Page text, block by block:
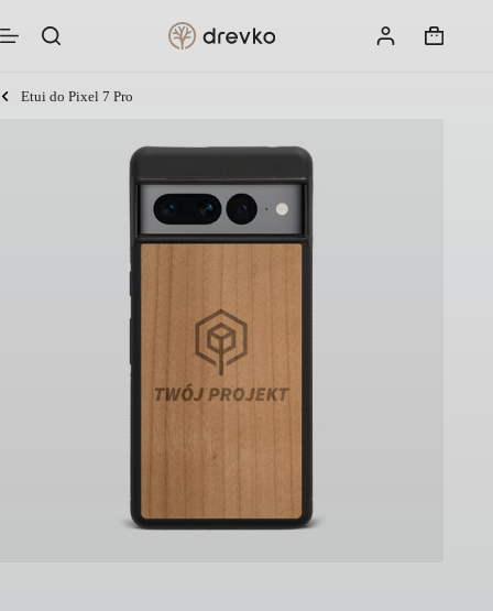
do
treści
Koszyk
Etui do Pixel 7 Pro